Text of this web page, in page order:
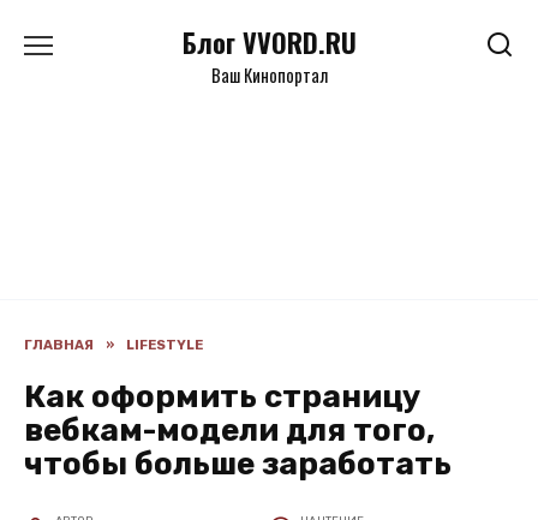
Блог VVORD.RU
Ваш Кинопортал
ГЛАВНАЯ » LIFESTYLE
Как оформить страницу
вебкам-модели для того,
чтобы больше заработать